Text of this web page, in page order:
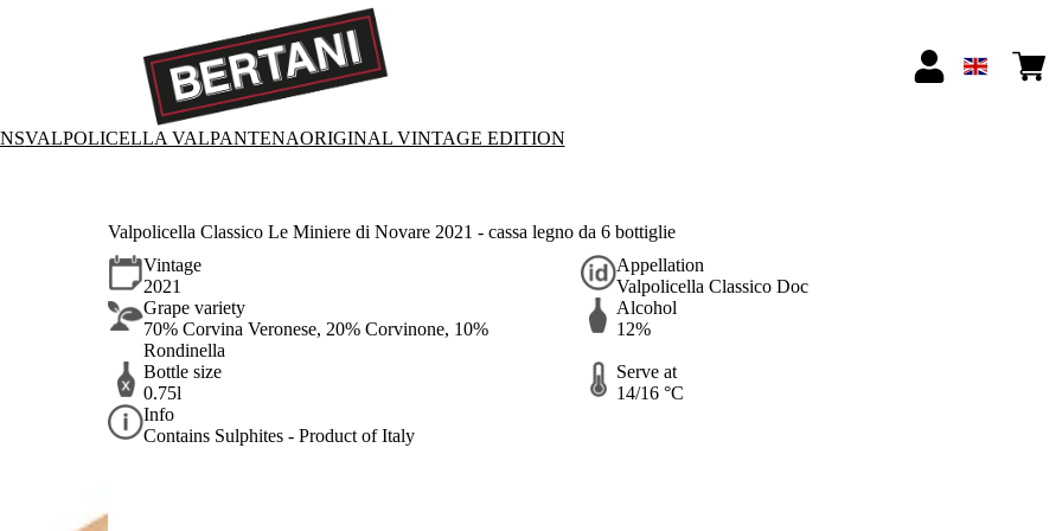
VALPOLICELLA VALPANTENAORIGINAL VINTAGE EDITION
Valpolicella Classico Le Miniere di Novare 2021 - cassa legno da 6 bottiglie
Vintage
2021
Appellation
Valpolicella Classico Doc
Grape variety
70% Corvina Veronese, 20% Corvinone, 10%
Rondinella
Alcohol
12%
Bottle size
0.75l
Serve at
14/16 °C
Info
Contains Sulphites - Product of Italy